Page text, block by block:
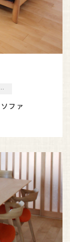
イージーチェア～
ファ